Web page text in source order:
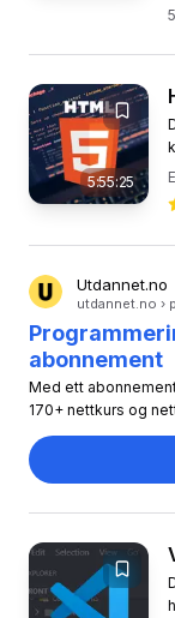
5:55:25
Utdannet.no
utdannet.no ›
abonnement
Med ett
170+ nettkurs og